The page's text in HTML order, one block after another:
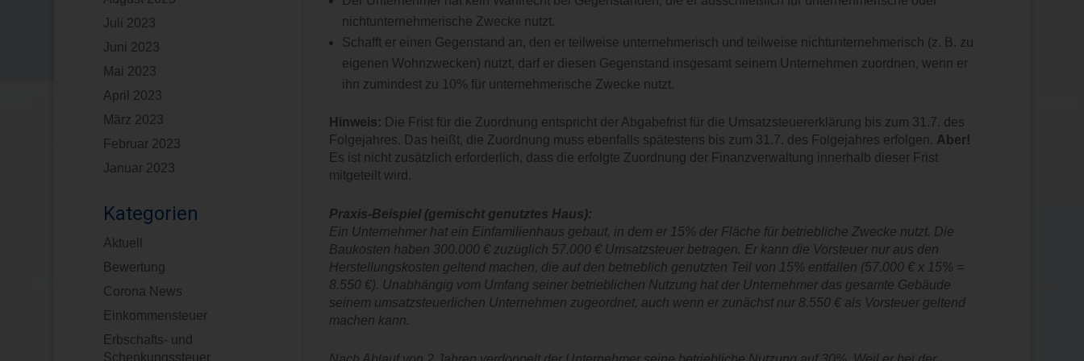
nichtunternehmerische Zwecke nutzt.
Schafft er einen Gegenstand an, den er teilweise unternehmerisch und teilweise nichtunternehmerisch (z. B. zu
eigenen Wohnzwecken) nutzt, darf er diesen Gegenstand insgesamt seinem Unternehmen zuordnen, wenn er
ihn zumindest zu 10% für unternehmerische Zwecke nutzt.
Hinweis: Die Frist für die Zuordnung entspricht der Abgabefrist für die Umsatzsteuererklärung bis zum 31.7. des
Folgejahres. Das heißt, die Zuordnung muss ebenfalls spätestens bis zum 31.7. des Folgejahres erfolgen. Aber!
Es ist nicht zusätzlich erforderlich, dass die erfolgte Zuordnung der Finanzverwaltung innerhalb dieser Frist
mitgeteilt wird.
Praxis-Beispiel (gemischt genutztes Haus):
Ein Unternehmer hat ein Einfamilienhaus gebaut, in dem er 15% der Fläche für betriebliche Zwecke nutzt. Die
Baukosten haben 300.000 € zuzüglich 57.000 € Umsatzsteuer betragen. Er kann die Vorsteuer nur aus den
Herstellungskosten geltend machen, die auf den betrieblich genutzten Teil von 15% entfallen (57.000 € x 15% =
8.550 €). Unabhängig vom Umfang seiner betrieblichen Nutzung hat der Unternehmer das gesamte Gebäude
seinem umsatzsteuerlichen Unternehmen zugeordnet, auch wenn er zunächst nur 8.550 € als Vorsteuer geltend
machen kann.
Juli 2023
Juni 2023
Mai 2023
April 2023
März 2023
Februar 2023
Januar 2023
Kategorien
Aktuell
Bewertung
Corona News
Einkommensteuer
Erbschafts- und
Schenkungssteuer